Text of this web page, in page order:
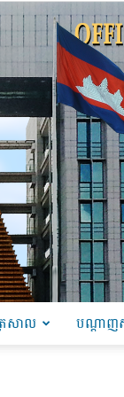
សាល បណ្តាញ